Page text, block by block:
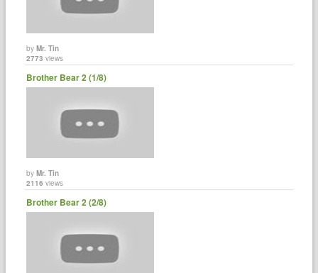
byMr. Tin
2773 views
Brother Bear 2 (1/8)
byMr. Tin
2116 views
Brother Bear 2 (2/8)